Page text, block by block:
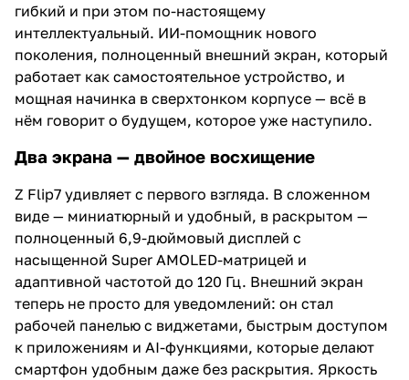
гибкий и при этом по-настоящему
интеллектуальный. ИИ-помощник нового
поколения, полноценный внешний экран, который
работает как самостоятельное устройство, и
мощная начинка в сверхтонком корпусе — всё в
нём говорит о будущем, которое уже наступило.
Два экрана — двойное восхищение
Z Flip7 удивляет с первого взгляда. В сложенном
виде — миниатюрный и удобный, в раскрытом —
полноценный 6,9-дюймовый дисплей с
насыщенной Super AMOLED-матрицей и
адаптивной частотой до 120 Гц. Внешний экран
теперь не просто для уведомлений: он стал
рабочей панелью с виджетами, быстрым доступом
к приложениям и AI-функциями, которые делают
смартфон удобным даже без раскрытия. Яркость